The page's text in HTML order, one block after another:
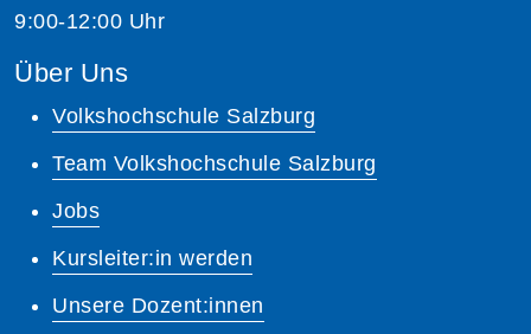
9:00-12:00 Uhr
Über Uns
Volkshochschule Salzburg
Team Volkshochschule Salzburg
Jobs
Kursleiter:in werden
Unsere Dozent:innen